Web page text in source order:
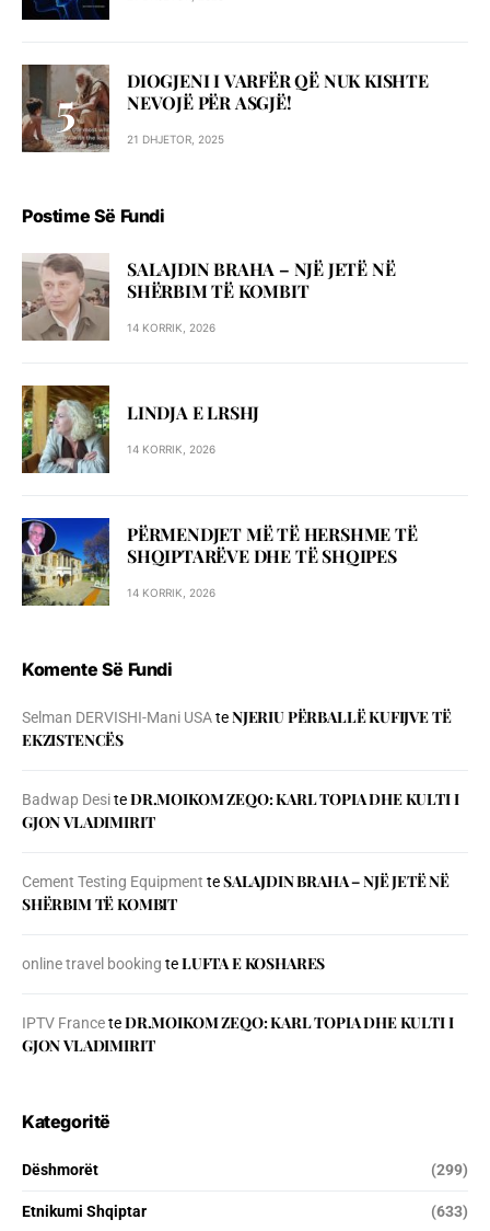
DIOGJENI I VARFËR QË NUK KISHTE
NEVOJË PËR ASGJË!
21 DHJETOR, 2025
Postime Së Fundi
SALAJDIN BRAHA – NJЁ JETЁ NЁ
SHЁRBIM TЁ KOMBIT
14 KORRIK, 2026
LINDJA E LRSHJ
14 KORRIK, 2026
PËRMENDJET MË TË HERSHME TË
SHQIPTARËVE DHE TË SHQIPES
14 KORRIK, 2026
Komente Së Fundi
Selman DERVISHI-Mani USAteNJERIU PЁRBALLЁ KUFIJVE TЁ
EKZISTENCЁS
Badwap DesiteDR.MOIKOM ZEQO: KARL TOPIA DHE KULTI I
GJON VLADIMIRIT
Cement Testing Equipment teSALAJDIN BRAHA – NJЁ JETЁ NЁ
SHЁRBIM TЁ KOMBIT
online travel booking teLUFTA E KOSHARES
IPTV FranceteDR.MOIKOM ZEQO: KARL TOPIA DHE KULTI I
GJON VLADIMIRIT
Kategoritë
Dëshmorët (299)
Etnikumi Shqiptar (633)